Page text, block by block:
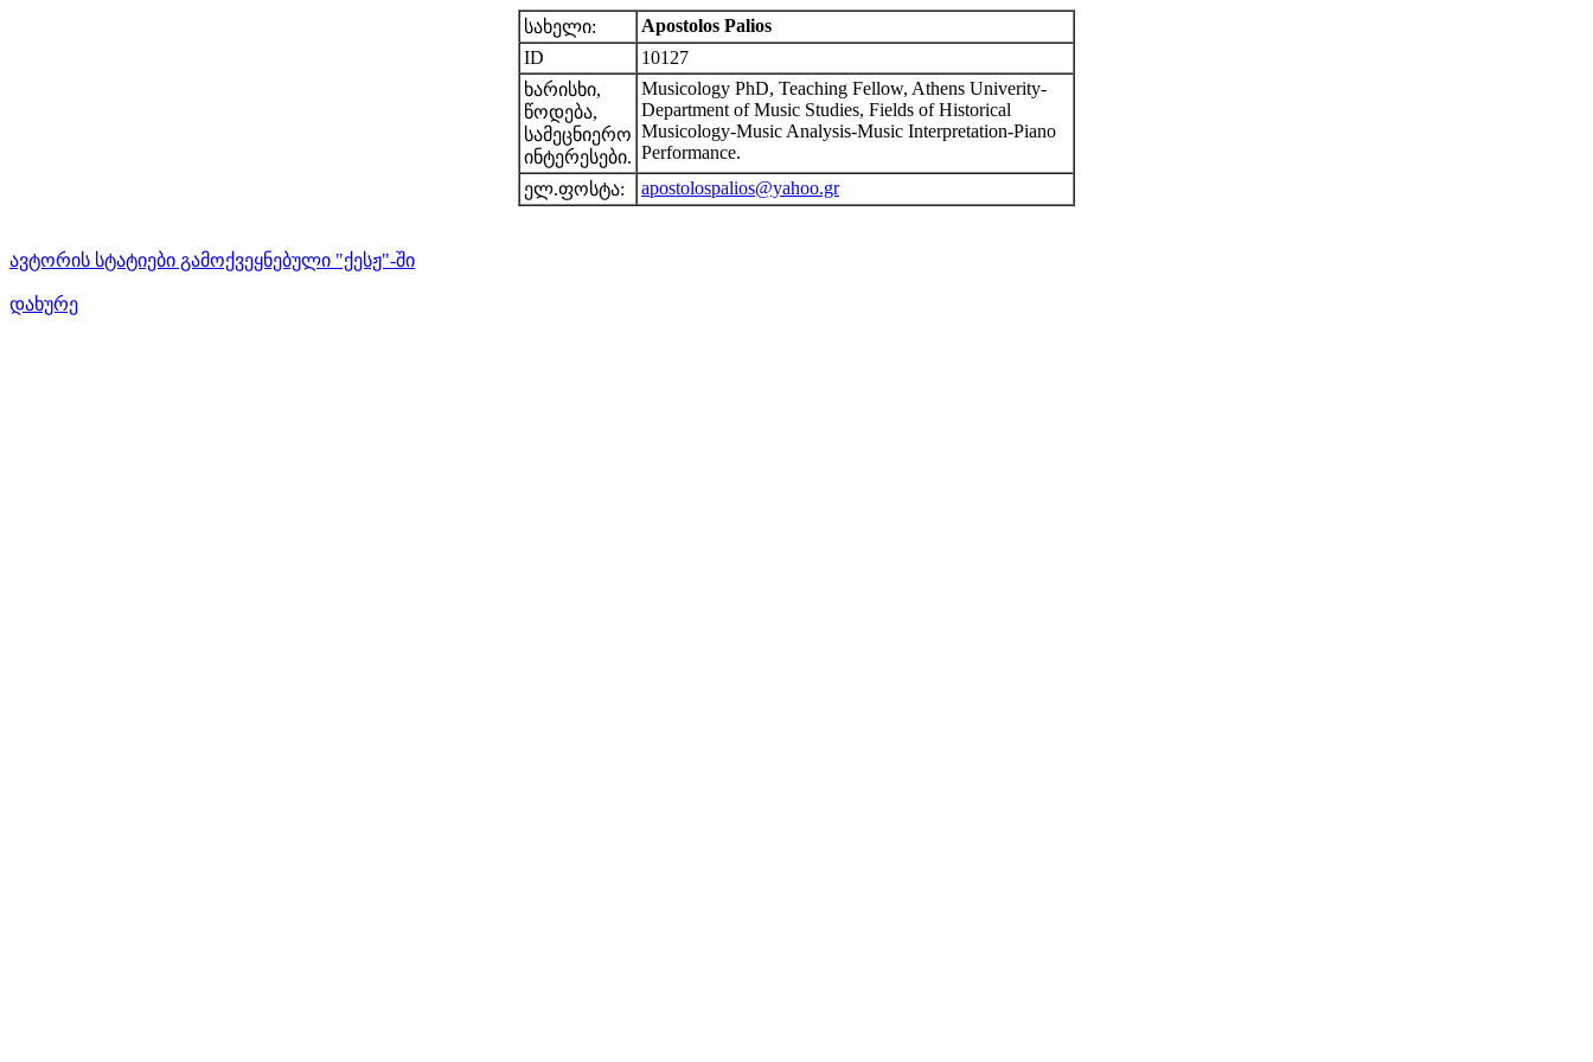
სახელი:
Apostolos Palios
ID
10127
ხარისხი,
წოდება,
სამეცნიერო
ინტერესები.
Musicology PhD, Teaching Fellow, Athens Univerity-
Department of Music Studies, Fields of Historical
Musicology-Music Analysis-Music Interpretation-Piano
Performance.
ელ.ფოსტა:
apostolospalios@yahoo.gr
ავტორის სტატიები გამოქვეყნებული "ქესჟ"-ში
დახურე